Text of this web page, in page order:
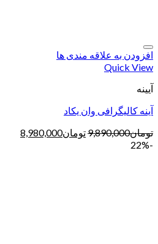
افزودن به علاقه مندی ها
Quick View
آیینه
آینه کالیگرافی وان یکاد
تومان9,890,000تومان8,980,000
-22%